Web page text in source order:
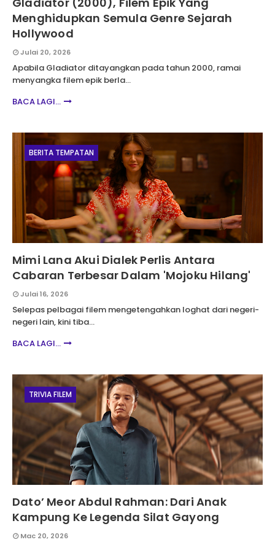
Menghidupkan Semula Genre Sejarah
Hollywood
Julai 20, 2026
Apabila Gladiator ditayangkan pada tahun 2000, ramai
menyangka filem epik berla…
BACA LAGI...
BERITA TEMPATAN
Mimi Lana Akui Dialek Perlis Antara
Cabaran Terbesar Dalam 'Mojoku Hilang'
Julai 16, 2026
Selepas pelbagai filem mengetengahkan loghat dari negeri-
negeri lain, kini tiba…
BACA LAGI...
TRIVIA FILEM
Dato’ Meor Abdul Rahman: Dari Anak
Kampung Ke Legenda Silat Gayong
Mac 20, 2026